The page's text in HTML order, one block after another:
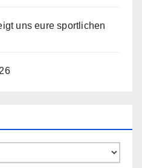
uns eure sportlichen